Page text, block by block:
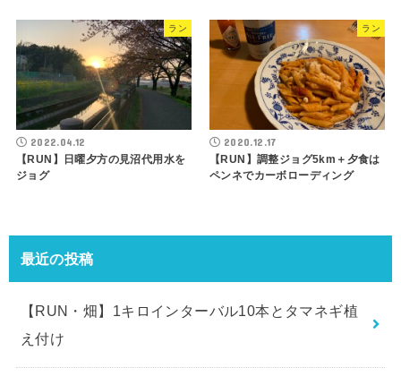
ラン
2022.04.12
【RUN】日曜夕方の見沼代用水を
ジョグ
ラン
2020.12.17
【RUN】調整ジョグ5km＋夕食は
ペンネでカーボローディング
最近の投稿
【RUN・畑】1キロインターバル10本とタマネギ植
え付け